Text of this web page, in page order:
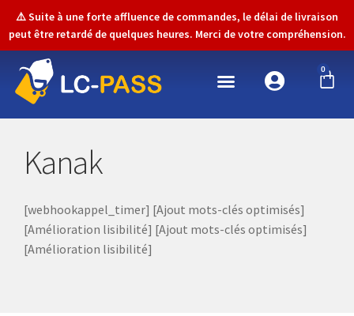
⚠️ Suite à une forte affluence de commandes, le délai de livraison
peut être retardé de quelques heures. Merci de votre compréhension.
0
Kanak
[webhookappel_timer] [Ajout mots-clés optimisés]
[Amélioration lisibilité] [Ajout mots-clés optimisés]
[Amélioration lisibilité]